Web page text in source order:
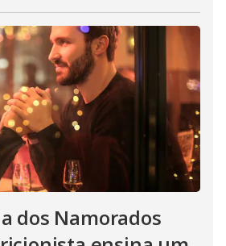
dos Namorados